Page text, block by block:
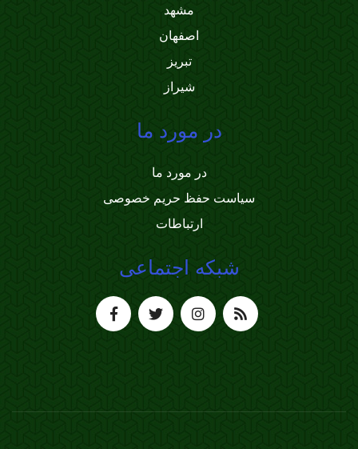
مشهد
اصفهان
تبریز
شیراز
در مورد ما
در مورد ما
سیاست حفظ حریم خصوصی
ارتباطات
شبکه اجتماعی